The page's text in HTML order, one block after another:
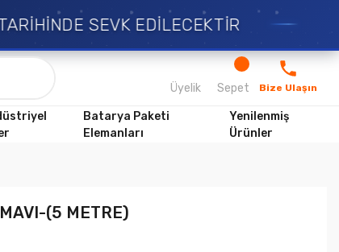
SEVK EDİLECEKTİR
Üyelik Sepet Bize Ulaşın
Batarya Paketi
Elemanları
Yenilenmiş
Ürünler
(5 METRE)